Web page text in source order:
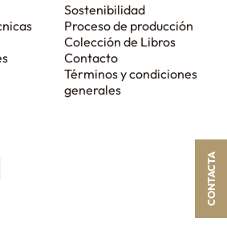
Sostenibilidad
Proceso de producción
Colección de Libros
Contacto
Términos y condiciones
generales
CONTACTA